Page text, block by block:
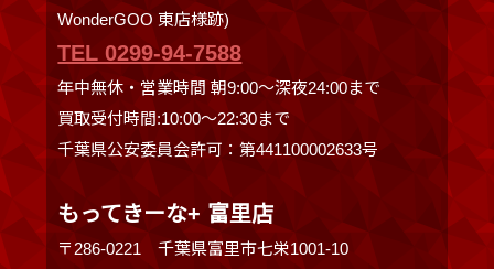
WonderGOO 東店様跡)
TEL 0299-94-7588
年中無休・営業時間 朝9:00〜深夜24:00まで
買取受付時間:10:00〜22:30まで
千葉県公安委員会許可：第441100002633号
もってきーな+ 富里店
〒286-0221 千葉県富里市七栄1001-10